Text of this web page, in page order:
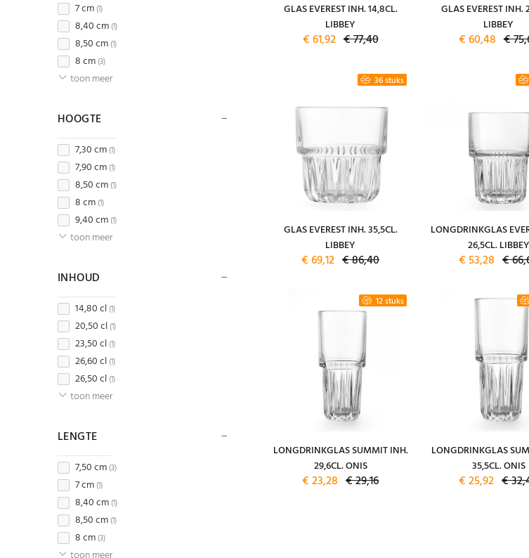
7 cm (1)
8,40 cm (1)
8,50 cm (1)
8 cm (3)
toon meer
HOOGTE
7,30 cm (1)
7,90 cm (1)
8,50 cm (1)
8 cm (1)
9,40 cm (1)
toon meer
INHOUD
14,80 cl (1)
20,50 cl (1)
23,50 cl (1)
26,60 cl (1)
26,50 cl (1)
toon meer
LENGTE
7,50 cm (3)
7 cm (1)
8,40 cm (1)
8,50 cm (1)
8 cm (3)
GLAS EVEREST INH. 14,8CL.
LIBBEY
€ 61,92 € 77,40
GLAS EVEREST INH.
LIBBEY
€ 60,48 €
36 stuks
GLAS EVEREST INH. 35,5CL.
LIBBEY
€ 69,12 € 86,40
LONGDRINKGLAS
26,5CL. LIBBEY
€ 53,28 €
12 stuks
LONGDRINKGLAS SUMMIT INH.
29,6CL. ONIS
€ 23,28 € 29,16
LONGDRINKGLAS
35,5CL. ONIS
€ 25,92 €